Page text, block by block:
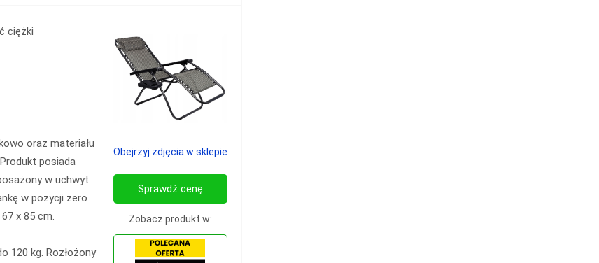
ciężki
oraz materiału
posiada
w uchwyt
w pozycji zero
x 85 cm.
120 kg. Rozłożony
Obejrzyj zdjęcia w sklepie
Sprawdź cenę
Zobacz produkt w: